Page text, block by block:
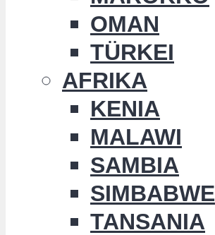
OMAN
TÜRKEI
AFRIKA
KENIA
MALAWI
SAMBIA
SIMBABWE
TANSANIA